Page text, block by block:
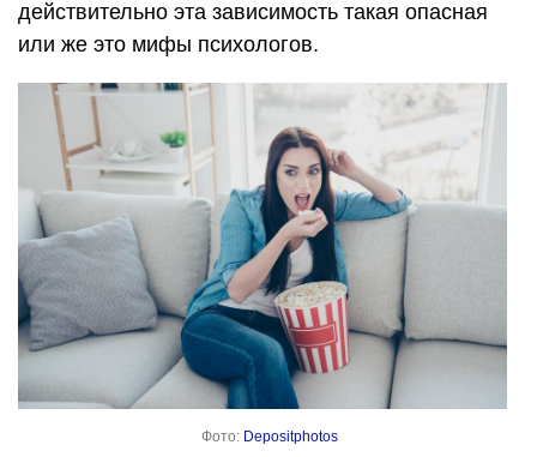
действительно эта зависимость такая опасная
или же это мифы психологов.
Фото: Depositphotos